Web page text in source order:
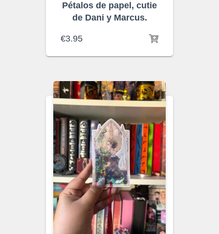
Pétalos de papel, cutie
de Dani y Marcus.
€3.95